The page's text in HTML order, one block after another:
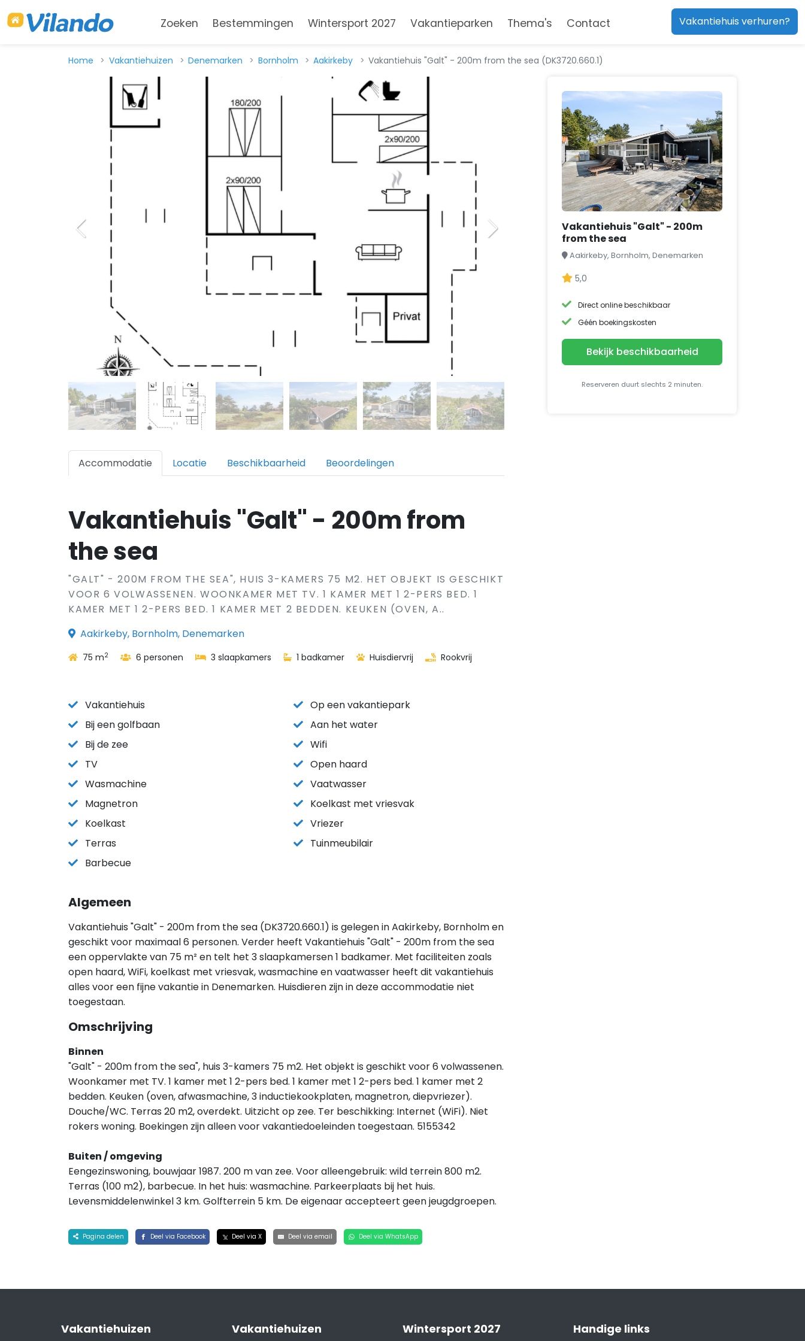
Zoeken Bestemmingen Wintersport 2027 Vakantieparken Thema's Contact Vakantiehuis verhuren?
Home Vakantiehuizen Denemarken Bornholm Aakirkeby Vakantiehuis "Galt" - 200m from the sea (DK3720.660.1)
Accommodatie Locatie Beschikbaarheid Beoordelingen
Vakantiehuis "Galt" - 200m from
the sea
"GALT" - 200M FROM THE SEA", HUIS 3-KAMERS 75 M2. HET OBJEKT IS GESCHIKT
VOOR 6 VOLWASSENEN. WOONKAMER MET TV. 1 KAMER MET 1 2-PERS BED. 1
KAMER MET 1 2-PERS BED. 1 KAMER MET 2 BEDDEN. KEUKEN (OVEN, A..
Aakirkeby, Bornholm, Denemarken
75 m2 6 personen 3 slaapkamers 1 badkamer Huisdiervrij Rookvrij
Vakantiehuis
Op een vakantiepark
Bij een golfbaan
Aan het water
Bij de zee
Wifi
TV
Open haard
Wasmachine
Vaatwasser
Magnetron
Koelkast met vriesvak
Koelkast
Vriezer
Terras
Tuinmeubilair
Barbecue
Algemeen
Vakantiehuis "Galt" - 200m from the sea (DK3720.660.1) is gelegen in Aakirkeby, Bornholm en
geschikt voor maximaal 6 personen. Verder heeft Vakantiehuis "Galt" - 200m from the sea
een oppervlakte van 75 m² en telt het 3 slaapkamersen 1 badkamer. Met faciliteiten zoals
open haard, WiFi, koelkast met vriesvak, wasmachine en vaatwasser heeft dit vakantiehuis
alles voor een fijne vakantie in Denemarken. Huisdieren zijn in deze accommodatie niet
toegestaan.
Omschrijving
Binnen
"Galt" - 200m from the sea", huis 3-kamers 75 m2. Het objekt is geschikt voor 6 volwassenen.
Woonkamer met TV. 1 kamer met 1 2-pers bed. 1 kamer met 1 2-pers bed. 1 kamer met 2
bedden. Keuken (oven, afwasmachine, 3 inductiekookplaten, magnetron, diepvriezer).
Douche/WC. Terras 20 m2, overdekt. Uitzicht op zee. Ter beschikking: Internet (WiFi). Niet
rokers woning. Boekingen zijn alleen voor vakantiedoeleinden toegestaan. 5155342
Buiten / omgeving
Eengezinswoning, bouwjaar 1987. 200 m van zee. Voor alleengebruik: wild terrein 800 m2.
Terras (100 m2), barbecue. In het huis: wasmachine. Parkeerplaats bij het huis.
Levensmiddelenwinkel 3 km. Golfterrein 5 km. De eigenaar accepteert geen jeugdgroepen.
Pagina delen Deel via Facebook Deel via X Deel via email Deel via WhatsApp
Vakantiehuis "Galt" - 200m
from the sea
Aakirkeby, Bornholm, Denemarken
5,0
Direct online beschikbaar
Géén boekingskosten
Bekijk beschikbaarheid
Reserveren duurt slechts 2 minuten.
Vakantiehuizen Vakantiehuizen Wintersport 2027 Handige links